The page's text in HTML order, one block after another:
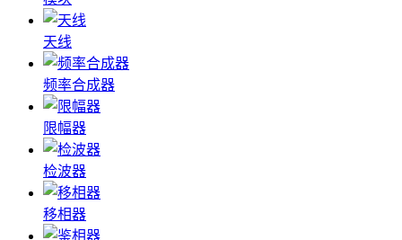
天线
频率合成器
限幅器
检波器
移相器